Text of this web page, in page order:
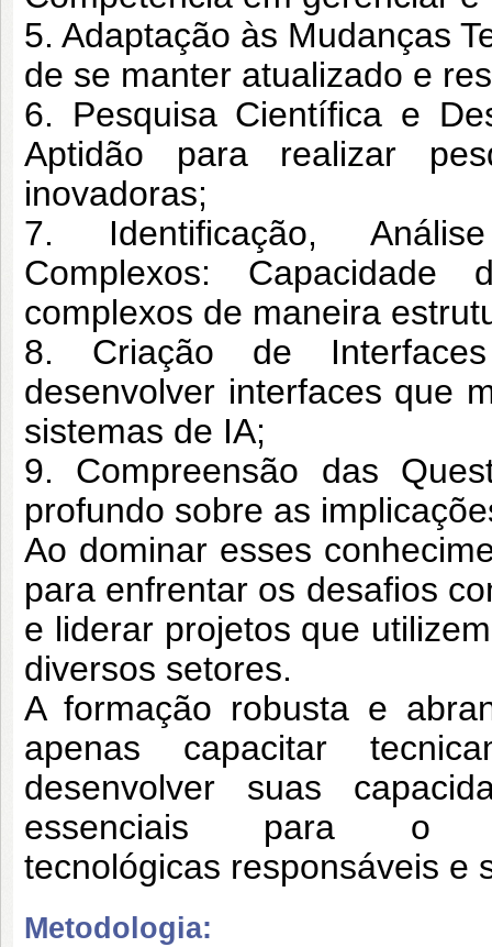
5. Adaptação às Mudanças
de se manter atualizado e
6. Pesquisa Científica e
Aptidão para realizar
inovadoras;
7. Identificação,
Complexos: Capacidade
complexos de maneira
8. Criação de Interfaces
desenvolver interfaces que
sistemas de IA;
9. Compreensão das
profundo sobre as
Ao dominar esses
para enfrentar os desafios
e liderar projetos que
diversos setores.
A formação robusta e
apenas capacitar
desenvolver suas
essenciais para o
tecnológicas responsáveis e
Metodologia: